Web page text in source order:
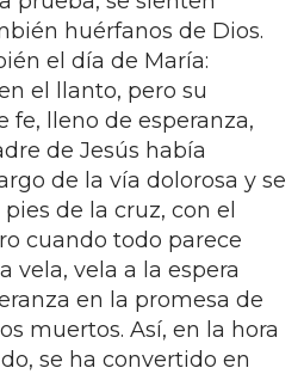
huérfanos de Dios.
el día de María:
el llanto, pero su
fe, lleno de esperanza,
de Jesús había
de la vía dolorosa y se
de la cruz, con el
cuando todo parece
vela, vela a la espera
en la promesa de
muertos. Así, en la hora
se ha convertido en